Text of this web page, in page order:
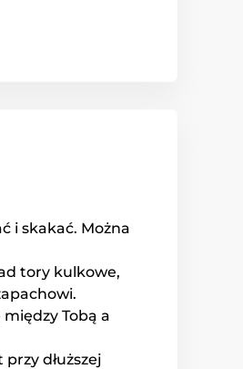
i skakać. Można
tory kulkowe,
Tobą a
dłuższej